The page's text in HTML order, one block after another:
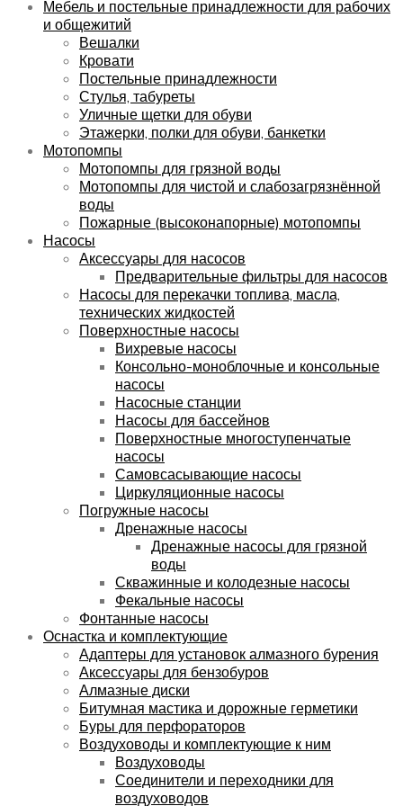
Мебель и постельные принадлежности для рабочих
и общежитий
Вешалки
Кровати
Постельные принадлежности
Стулья, табуреты
Уличные щетки для обуви
Этажерки, полки для обуви, банкетки
Мотопомпы
Мотопомпы для грязной воды
Мотопомпы для чистой и слабозагрязнённой
воды
Пожарные (высоконапорные) мотопомпы
Насосы
Аксессуары для насосов
Предварительные фильтры для насосов
Насосы для перекачки топлива, масла,
технических жидкостей
Поверхностные насосы
Вихревые насосы
Консольно-моноблочные и консольные
насосы
Насосные станции
Насосы для бассейнов
Поверхностные многоступенчатые
насосы
Самовсасывающие насосы
Циркуляционные насосы
Погружные насосы
Дренажные насосы
Дренажные насосы для грязной
воды
Скважинные и колодезные насосы
Фекальные насосы
Фонтанные насосы
Оснастка и комплектующие
Адаптеры для установок алмазного бурения
Аксессуары для бензобуров
Алмазные диски
Битумная мастика и дорожные герметики
Буры для перфораторов
Воздуховоды и комплектующие к ним
Воздуховоды
Соединители и переходники для
воздуховодов